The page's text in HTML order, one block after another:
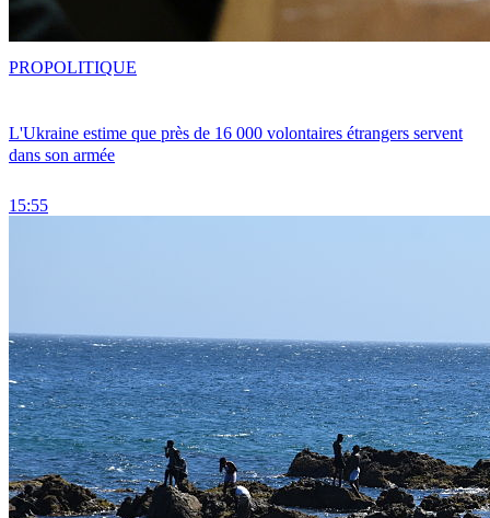
L'Ukraine estime que près de 16 000 volontaires étrangers servent
dans son armée
15:55
PROPOLITIQUE